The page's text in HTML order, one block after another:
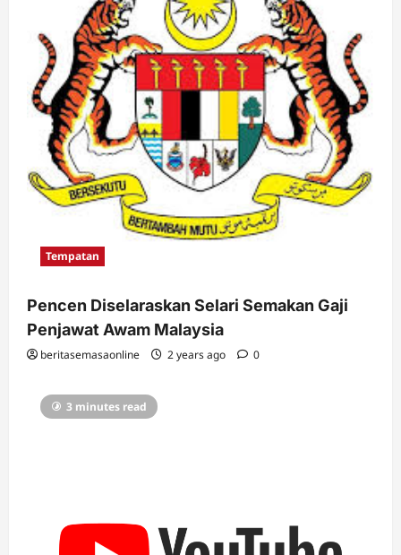
Tempatan
Pencen Diselaraskan Selari Semakan Gaji
Penjawat Awam Malaysia
beritasemasaonline 2 years ago 0
3 minutes read